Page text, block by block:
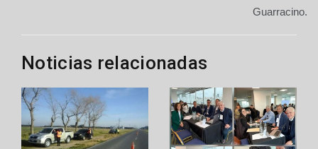
Guarracino.
Noticias relacionadas